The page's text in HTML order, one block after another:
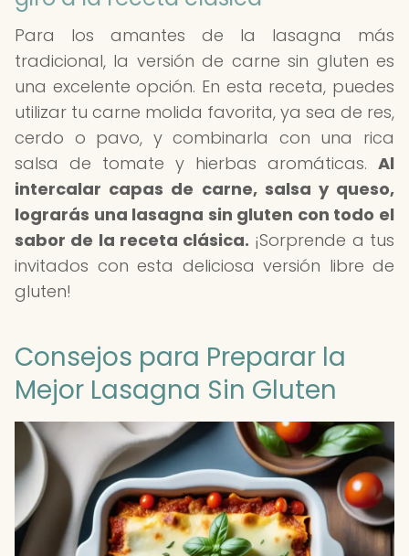
Para los amantes de la lasagna más
tradicional, la versión de carne sin gluten es
una excelente opción. En esta receta, puedes
utilizar tu carne molida favorita, ya sea de res,
cerdo o pavo, y combinarla con una rica
salsa de tomate y hierbas aromáticas. Al
intercalar capas de carne, salsa y queso,
lograrás una lasagna sin gluten con todo el
sabor de la receta clásica. ¡Sorprende a tus
invitados con esta deliciosa versión libre de
gluten!
Consejos para Preparar la
Mejor Lasagna Sin Gluten